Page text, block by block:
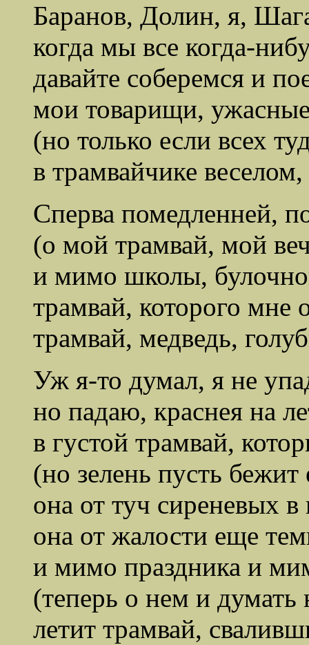
Баранов, Долин, я,
когда мы все когда-
давайте соберемся и
мои товарищи,
(но только если всех
в трамвайчике
Сперва помедленней,
(о мой трамвай, мой
и мимо школы,
трамвай, которого мне
трамвай, медведь,
Уж я-то думал, я не
но падаю, краснея на
в густой трамвай,
(но зелень пусть
она от туч сиреневых в
она от жалости еще
и мимо праздника и
(теперь о нем и думать
летит трамвай,